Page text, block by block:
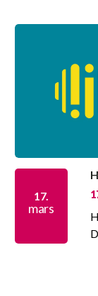
17.
mars